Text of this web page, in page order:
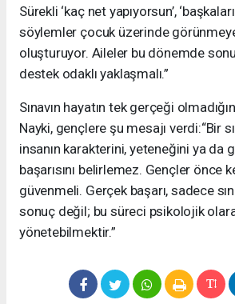
Sürekli ‘kaç net yapıyorsun’,
söylemler çocuk üzerinde
oluşturuyor. Aileler bu dönemde
destek odaklı yaklaşmalı.”
Sınavın hayatın tek gerçeği
Nayki, gençlere şu mesajı verdi:“Bir
insanın karakterini, yeteneğini ya da
başarısını belirlemez. Gençler önce
güvenmeli. Gerçek başarı, sadece
sonuç değil; bu süreci psikolojik
yönetebilmektir.”